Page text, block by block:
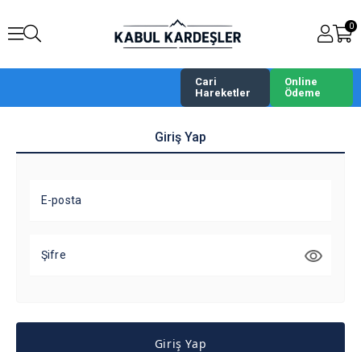
0
Cari
Hareketler
Online
Ödeme
Giriş Yap
E-posta
Şifre
Giriş Yap